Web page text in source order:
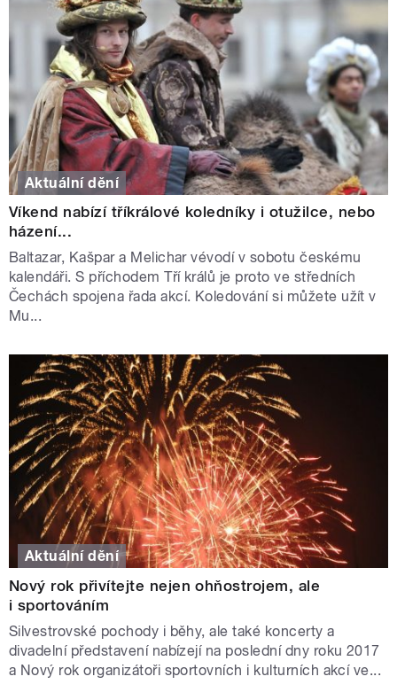
Aktuální dění
Víkend nabízí tříkrálové koledníky i otužilce, nebo
házení...
Baltazar, Kašpar a Melichar vévodí v sobotu českému
kalendáři. S příchodem Tří králů je proto ve středních
Čechách spojena řada akcí. Koledování si můžete užít v
Mu...
Aktuální dění
Nový rok přivítejte nejen ohňostrojem, ale
i sportováním
Silvestrovské pochody i běhy, ale také koncerty a
divadelní představení nabízejí na poslední dny roku 2017
a Nový rok organizátoři sportovních i kulturních akcí ve...